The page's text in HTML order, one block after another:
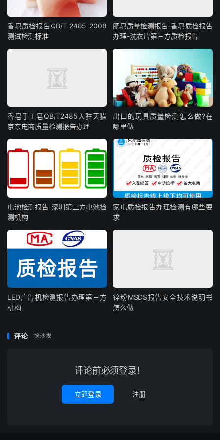
香皂质检报告QB/T 2485-2008
测试检测标准
肥皂质量检测报告-香皂质检报告
办理-洗衣片第三方质检报告
香皂手工皂QB/T2485入驻天猫
京东电商质量检测报告办理
出口的玩具质量检测怎么做?在
哪里做
电池检测报告-深圳第三方电池检
测机构
家电质检报告办理检测有哪些要
求
LED广告机检测报告办理第三方
机构
锌粉MSDS报告安全技术说明书
怎么做
评论 抢沙发
评论前必须登录！
立即登录 注册